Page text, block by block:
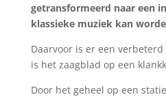
getransformeerd naar een
klassieke muziek kan
Daarvoor is er een
is het zaagblad op een
Door het geheel op een